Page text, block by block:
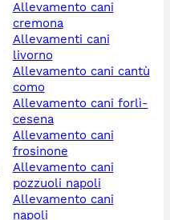
allevamento cani
cremona
allevamenti cani
livorno
allevamento cani cantù
como
allevamento cani forlì-
cesena
allevamento cani
frosinone
allevamento cani
pozzuoli napoli
allevamento cani
napoli